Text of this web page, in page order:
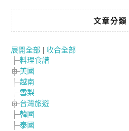
文章分類
展開全部 | 收合全部
料理食譜
美國
越南
雪梨
台灣旅遊
韓國
泰國